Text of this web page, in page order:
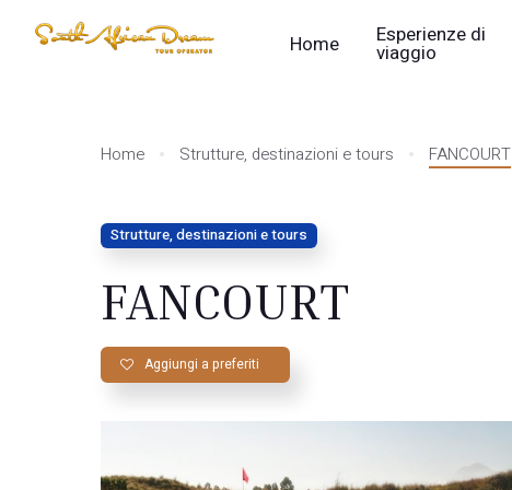
Home Esperienze di
viaggio
Home Strutture, destinazioni e tours FANCOURT
Strutture, destinazioni e tours
FANCOURT
Aggiungi a preferiti